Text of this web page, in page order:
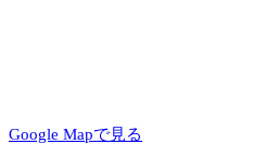
Google Mapで見る